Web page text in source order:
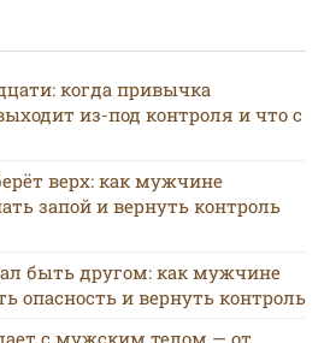
когда привычка
из-под контроля и что с
верх: как мужчине
запой и вернуть контроль
быть другом: как мужчине
опасность и вернуть контроль
с мужским телом — от